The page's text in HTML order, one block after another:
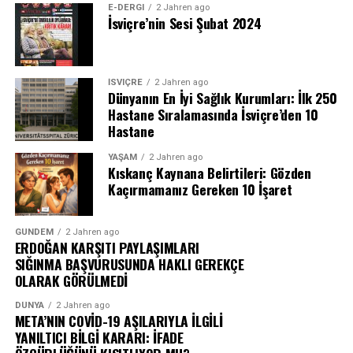
Nazlı Eray uzun yıllar boyunca Varlık dergisinde ve
Cumhuriyet, Güneş, Radikal ile Akşam gazetelerinde
yazmış; edebiyatın yanında siyasetle de aktif biçimde
ilgilenmiş bir isim.
Yazarlığıyla ilgili anlattığı ayrıntılar ise en az kitapları
kadar ilgi çekici. Örneğin özel bir yazı odası ya da yazı
kalemleri olduğunu özellikle vurguluyor. Belli ki bazı
yazarların ihtiyacı büyük masalar ve düzenli odalarken,
bazılarına yalnızca iyi bir kalem ve sınır tanımayan bir
“Yazarken insanları mutlu etmek istiyorum. Bir aydın
olarak da elimden geleni yapıyorum,” diyen Nazlı Eray’ın
duygusu hissediliyor.
Olmayanın Güncesi
E-DERGI 2 Jahren ago
İsviçre’nin Sesi Şubat 2024
İSVIÇRE 2 Jahren ago
Dünyanın En İyi Sağlık Kurumları: İlk 250
Hastane Sıralamasında İsviçre’den 10
Hastane
YAŞAM 2 Jahren ago
Kıskanç Kaynana Belirtileri: Gözden
Kaçırmamanız Gereken 10 İşaret
GÜNDEM 2 Jahren ago
ERDOĞAN KARŞITI PAYLAŞIMLARI
SIĞINMA BAŞVURUSUNDA HAKLI GEREKÇE
OLARAK GÖRÜLMEDİ
DÜNYA 2 Jahren ago
META’NIN COVİD-19 AŞILARIYLA İLGİLİ
YANILTICI BİLGİ KARARI: İFADE